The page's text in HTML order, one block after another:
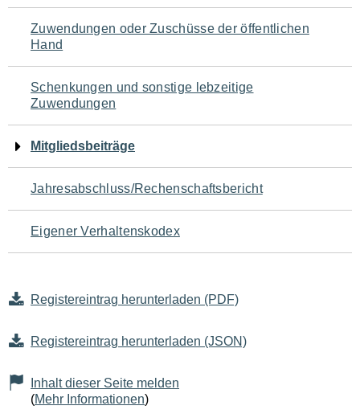
Zuwendungen oder Zuschüsse der öffentlichen
Hand
Schenkungen und sonstige lebzeitige
Zuwendungen
Mitgliedsbeiträge
Jahresabschluss/Rechenschaftsbericht
Eigener Verhaltenskodex
Registereintrag herunterladen (PDF)
Registereintrag herunterladen (JSON)
Inhalt dieser Seite melden
(Mehr Informationen)